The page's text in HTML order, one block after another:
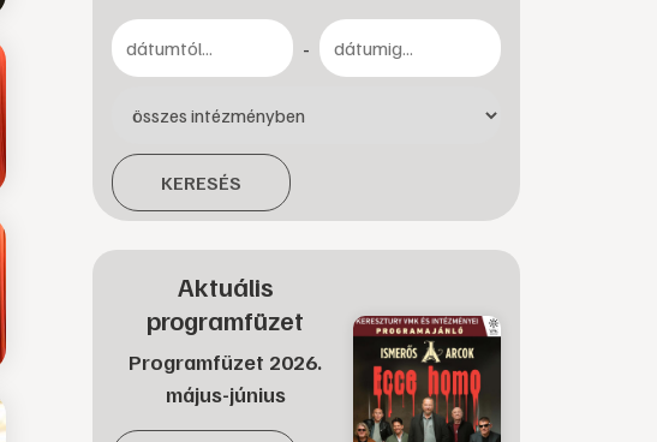
-
KERESÉS
Aktuális
programfüzet
Programfüzet 2026.
május-június